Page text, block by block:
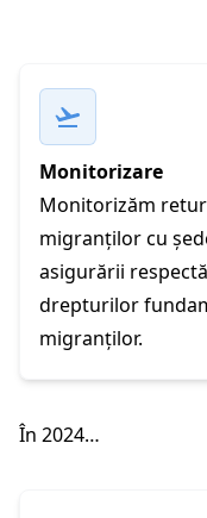
Monitorizare
Monitorizăm
migranților cu
asigurării
drepturilor
migranților.
În 2024…